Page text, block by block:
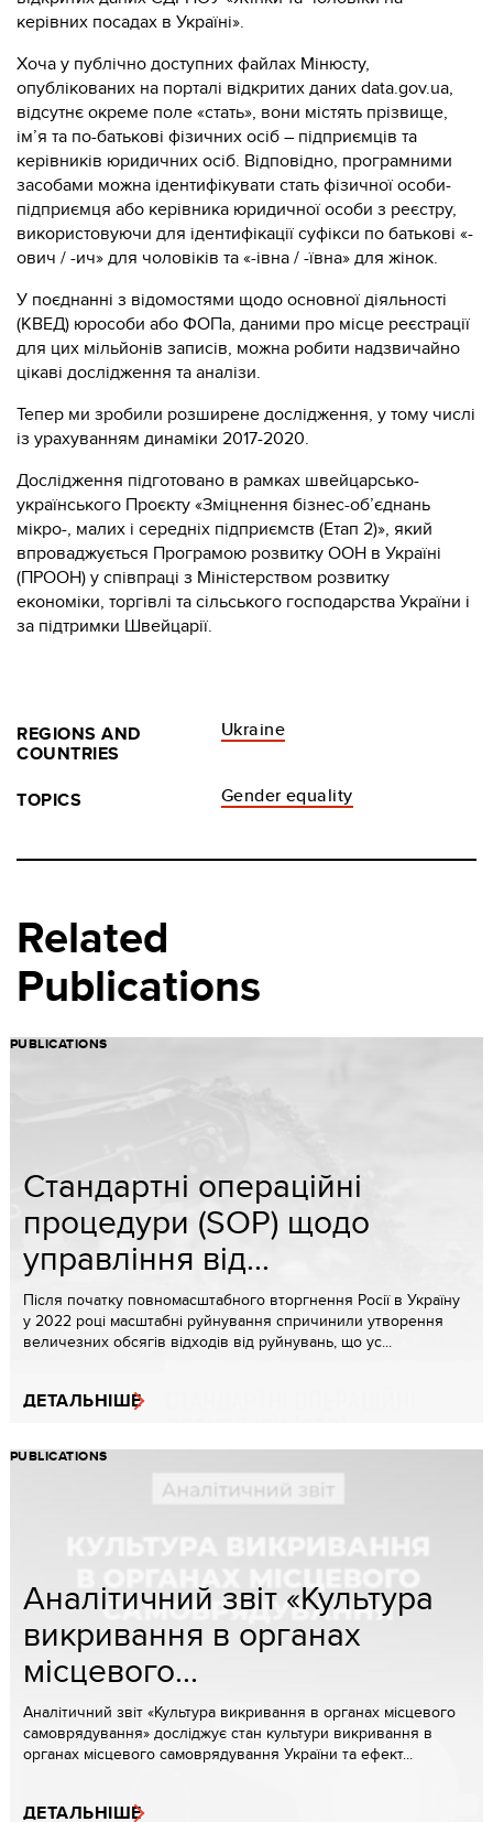
керівних посадах в Україні».
Хоча у публічно доступних файлах Мінюсту,
опублікованих на порталі відкритих даних data.gov.ua,
відсутнє окреме поле «стать», вони містять прізвище,
ім’я та по-батькові фізичних осіб – підприємців та
керівників юридичних осіб. Відповідно, програмними
засобами можна ідентифікувати стать фізичної особи-
підприємця або керівника юридичної особи з реєстру,
використовуючи для ідентифікації суфікси по батькові «-
ович / -ич» для чоловіків та «-івна / -ївна» для жінок.
У поєднанні з відомостями щодо основної діяльності
(КВЕД) юрособи або ФОПа, даними про місце реєстрації
для цих мільйонів записів, можна робити надзвичайно
цікаві дослідження та аналізи.
Тепер ми зробили розширене дослідження, у тому числі
із урахуванням динаміки 2017-2020.
Дослідження підготовано в рамках швейцарсько-
українського Проєкту «Зміцнення бізнес-об’єднань
мікро-, малих і середніх підприємств (Етап 2)», який
впроваджується Програмою розвитку ООН в Україні
(ПРООН) у співпраці з Міністерством розвитку
економіки, торгівлі та сільського господарства України і
за підтримки Швейцарії.
REGIONS AND
COUNTRIES
Ukraine
TOPICS Gender equality
Related
Publications
PUBLICATIONS
Стандартні операційні
процедури (SOP) щодо
управління від...
Після початку повномасштабного вторгнення Росії в Україну
у 2022 році масштабні руйнування спричинили утворення
величезних обсягів відходів від руйнувань, що ус...
ДЕТАЛЬНІШЕ
PUBLICATIONS
Аналітичний звіт «Культура
викривання в органах
місцевого...
Аналітичний звіт «Культура викривання в органах місцевого
самоврядування» досліджує стан культури викривання в
органах місцевого самоврядування України та ефект...
ДЕТАЛЬНІШЕ